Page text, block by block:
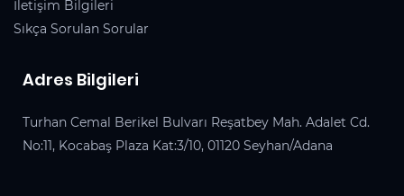
İletişim Bilgileri
Sıkça Sorulan Sorular
Adres Bilgileri
Turhan Cemal Berikel Bulvarı Reşatbey Mah. Adalet Cd.
No:11, Kocabaş Plaza Kat:3/10, 01120 Seyhan/Adana